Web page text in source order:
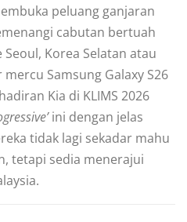
peluang ganjaran
cabutan bertuah
Korea Selatan atau
Samsung Galaxy S26
Kia di KLIMS 2026
ini dengan jelas
tidak lagi sekadar mahu
tetapi sedia menerajui